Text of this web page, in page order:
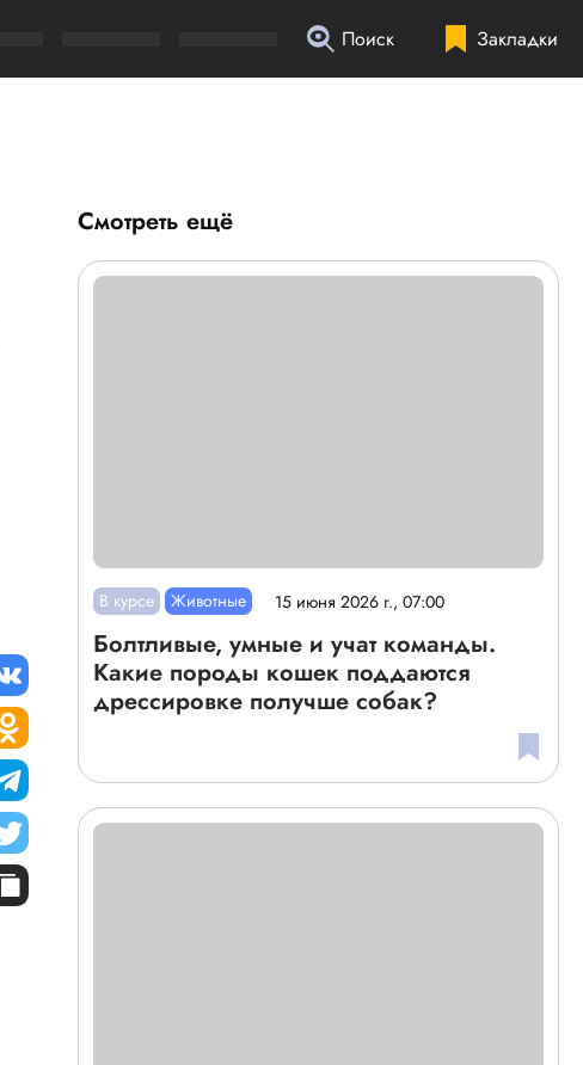
Закладки
Поиск
Смотреть ещё
В курсе Животные 15 июня 2026 г., 07:00
Болтливые, умные и учат команды.
Какие породы кошек поддаются
дрессировке получше собак?